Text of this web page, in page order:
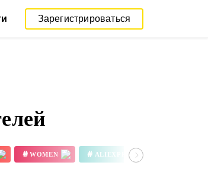
Зарегистрироваться
# WOMEN #